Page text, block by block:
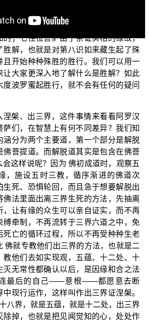
极甚深，胜妙极胜妙的般若无生智慧，
才能了知，不是大阿罗汉及七住位以
的；七住位菩萨由于亲证实相的缘故，
胜解，也就是对第八识如来藏生起了殊
且开始种种殊胜的胜行。我们可以用一
让大家更深入地了解什么是胜解？如此
度波罗蜜起胜行，就不会有任何的疑问
涅槃、出三界，这件事情来看看阿罗汉
萨们，在智慧上有何不同差异？我们知
涵分为两个主要道，第一个部分是解脱
佛菩提道。而解脱道其实是包含在佛菩
这样说呢？因为 佛初成道时，观察五
，施设五时三教，循序渐进的佛道次
生死、恐惧轮回，而且急于想要解脱出
佛法里面出离三界生死的方法，先抽离
，让有缘的众生可以亲自证实，而不再
缚牵制，不再流转于三界六道之中，免
死亡的循环过程，所以不再受种种生老
佛就专教他们出三界的方法，也就是二
教他们去如实现观，五蕴、十二处、十
灭无常性都确认以后，是因缘和合之法
连最后的自己——意根——都愿意去断
中现行运作，这样叫作出三界证涅槃。
八界，就是五蕴，就是十二处，出三界
除掉，也就是把见闻觉知的心，处处作